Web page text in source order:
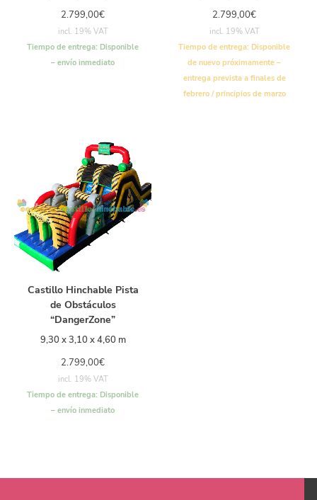
2.799,00€
incl. 19% VAT
Tiempo de entrega: Disponible
– envío inmediato
2.799,00€
incl. 19% VAT
Tiempo de entrega: Disponible
de nuevo próximamente –
entrega prevista a finales de
febrero / principios de marzo
Castillo Hinchable Pista
de Obstáculos
“DangerZone”
9,30 x 3,10 x 4,60 m
2.799,00€
incl. 19% VAT
Tiempo de entrega: Disponible
– envío inmediato